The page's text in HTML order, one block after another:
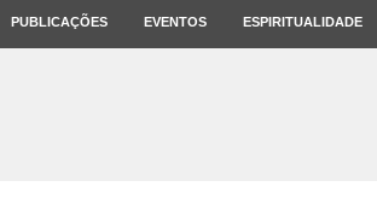
PUBLICAÇÕES EVENTOS ESPIRITUALIDADE